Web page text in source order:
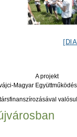
A projekt
Magyar
társfinanszírozásával